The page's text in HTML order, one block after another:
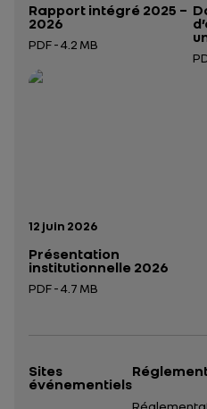
Rapport intégré 2025 –
2026
PDF - 4.2 MB
Ouverture dans un nouvel
Date de publication:
12 juin 2026
Présentation
institutionnelle 2026
PDF - 4.7 MB
Sites
événementiels